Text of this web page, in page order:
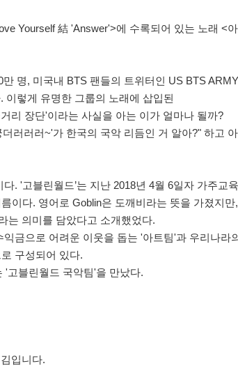
Yourself 結 'Answer'>에 수록되어 있는 노래 <아
명, 미국내 BTS 팬들의 트위터인 US BTS ARMY
렇게 유명한 그룹의 노래에 삽입된
리 장단'이라는 사실을 아는 이가 얼마나 될까?
러러러~'가 한국의 국악 리듬인 거 알아?" 하고
. '고블린월드’는 지난 2018년 4월 6일자 가주교육
이다. 영어로 Goblin은 도깨비라는 뜻을 가졌지만
는 의미를 담았다고 소개했었다.
금으로 어려운 이웃을 돕는 '아트팀'과 우리나라의
구성되어 있다.
'고블린월드 국악팀'을 만났다.
입니다.